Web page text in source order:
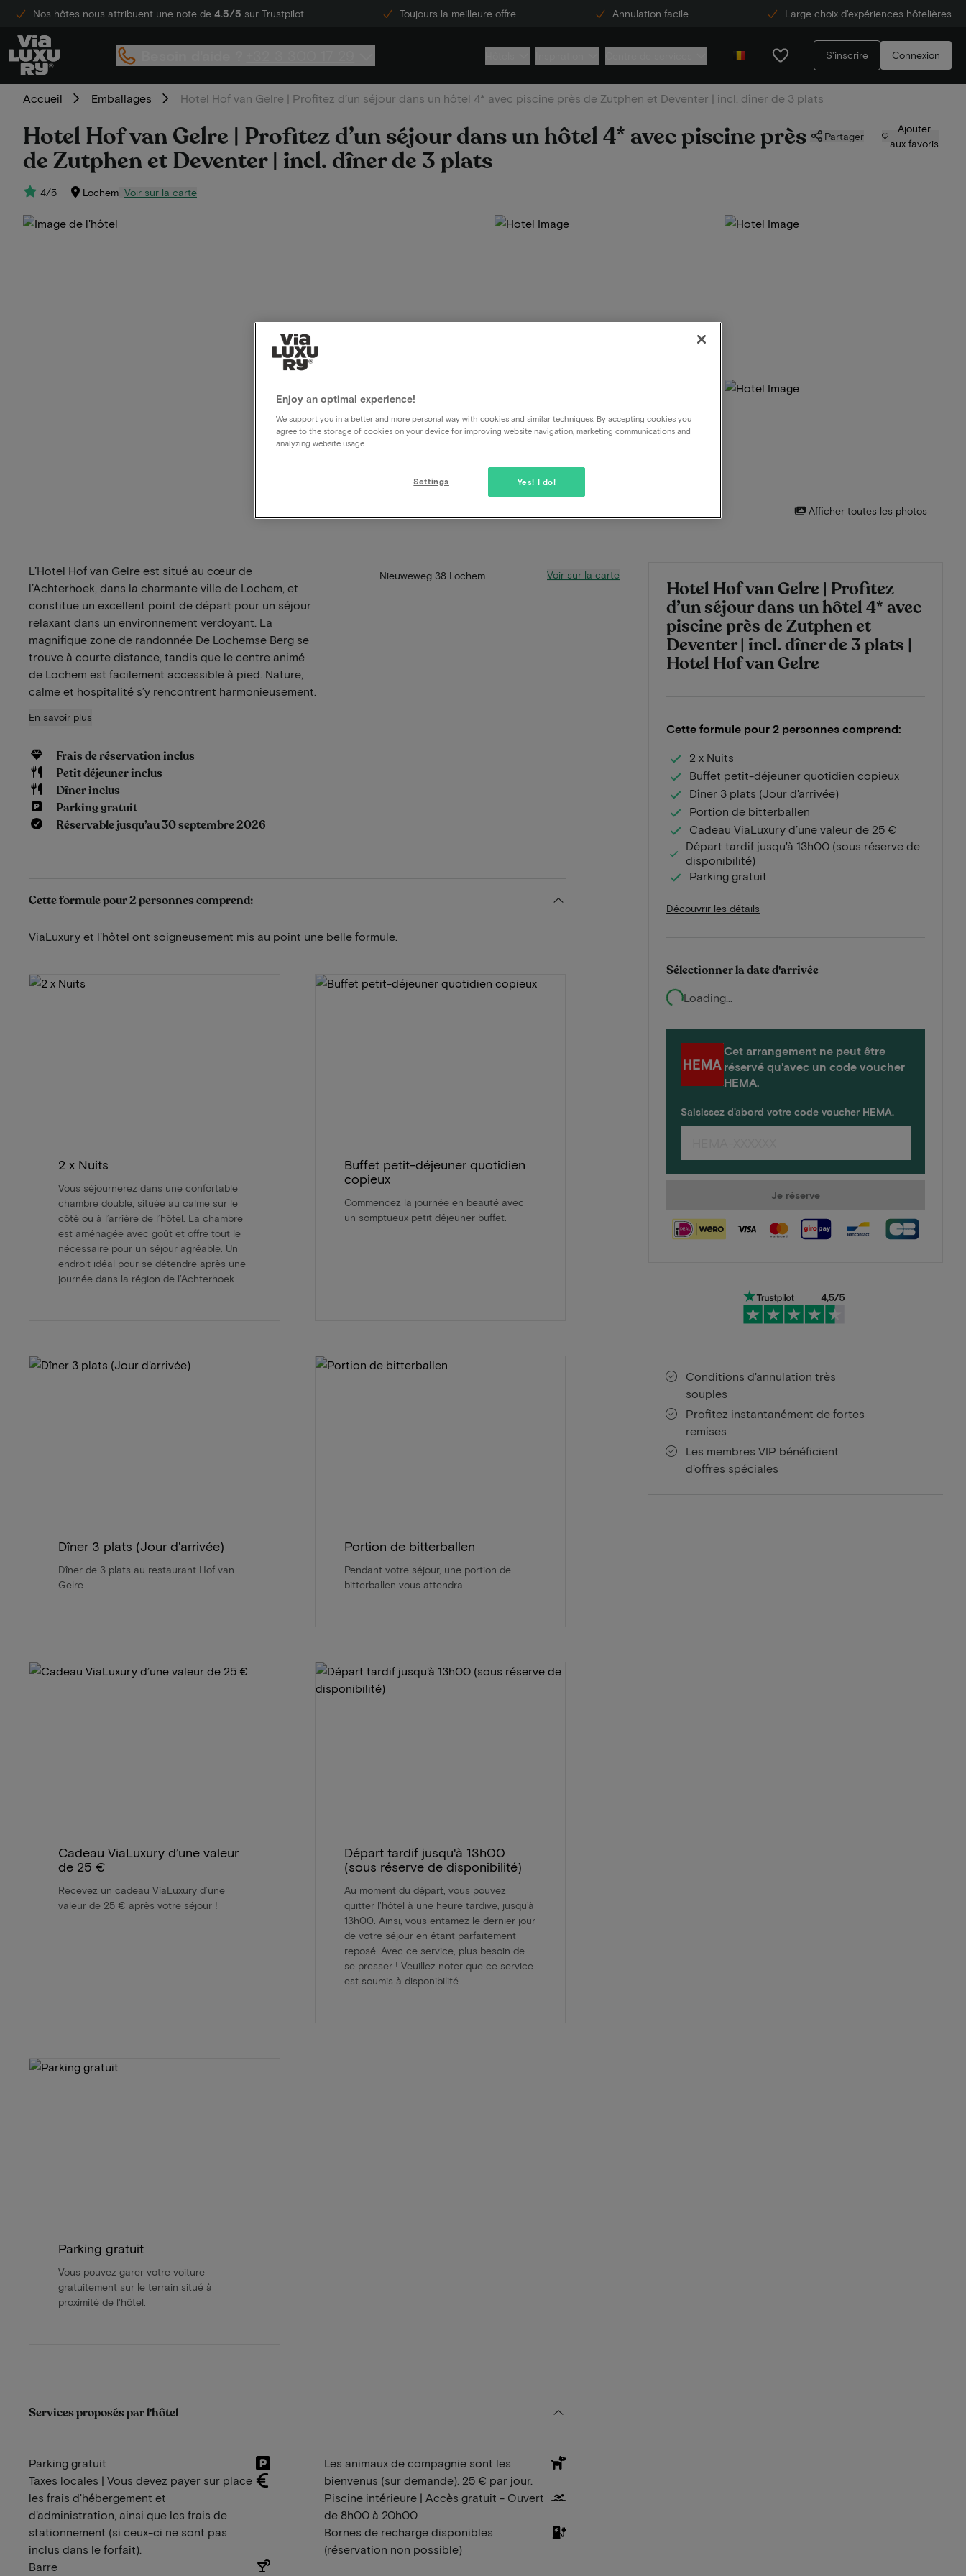
Nos hôtes nous attribuent une note de 4.5/5 sur Trustpilot Toujours la meilleure offre Annulation facile Large choix d'expériences hôtelières
S'inscrire Connexion
Accueil Emballages Hotel Hof van Gelre | Profitez d’un séjour dans un hôtel 4* avec piscine près de Zutphen et Deventer | incl. dîner de 3 plats
Hotel Hof van Gelre | Profitez d’un séjour dans un hôtel 4* avec piscine près
de Zutphen et Deventer | incl. dîner de 3 plats
4/5 Lochem Voir sur la carte
Partager
Ajouter
aux favoris
Afficher toutes les photos
Hotel Hof van Gelre | Profitez
d’un séjour dans un hôtel 4* avec
piscine près de Zutphen et
Deventer | incl. dîner de 3 plats |
Hotel Hof van Gelre
Cette formule pour 2 personnes comprend:
2 x Nuits
Buffet petit-déjeuner quotidien copieux
Dîner 3 plats (Jour d'arrivée)
Portion de bitterballen
Cadeau ViaLuxury d’une valeur de 25 €
Départ tardif jusqu'à 13h00 (sous réserve de
disponibilité)
Parking gratuit
Découvrir les détails
Sélectionner la date d'arrivée
Loading...
Cet arrangement ne peut être
réservé qu'avec un code voucher
HEMA.
Saisissez d'abord votre code voucher HEMA.
Je réserve
Conditions d'annulation très
souples
Profitez instantanément de fortes
remises
Les membres VIP bénéficient
d'offres spéciales
L’Hotel Hof van Gelre est situé au cœur de
l’Achterhoek, dans la charmante ville de Lochem, et
constitue un excellent point de départ pour un séjour
relaxant dans un environnement verdoyant. La
magnifique zone de randonnée De Lochemse Berg se
trouve à courte distance, tandis que le centre animé
de Lochem est facilement accessible à pied. Nature,
calme et hospitalité s’y rencontrent harmonieusement.
En savoir plus
Frais de réservation inclus
Petit déjeuner inclus
Dîner inclus
Parking gratuit
Réservable jusqu’au 30 septembre 2026
Nieuweweg 38 Lochem Voir sur la carte
Cette formule pour 2 personnes comprend:
ViaLuxury et l'hôtel ont soigneusement mis au point une belle formule.
2 x Nuits
Vous séjournerez dans une confortable
chambre double, située au calme sur le
côté ou à l’arrière de l’hôtel. La chambre
est aménagée avec goût et offre tout le
nécessaire pour un séjour agréable. Un
endroit idéal pour se détendre après une
journée dans la région de l’Achterhoek.
Buffet petit-déjeuner quotidien
copieux
Commencez la journée en beauté avec
un somptueux petit déjeuner buffet.
Dîner 3 plats (Jour d'arrivée)
Dîner de 3 plats au restaurant Hof van
Gelre.
Portion de bitterballen
Pendant votre séjour, une portion de
bitterballen vous attendra.
Cadeau ViaLuxury d’une valeur
de 25 €
Recevez un cadeau ViaLuxury d’une
valeur de 25 € après votre séjour !
Départ tardif jusqu'à 13h00
(sous réserve de disponibilité)
Au moment du départ, vous pouvez
quitter l'hôtel à une heure tardive, jusqu'à
13h00. Ainsi, vous entamez le dernier jour
de votre séjour en étant parfaitement
reposé. Avec ce service, plus besoin de
se presser ! Veuillez noter que ce service
est soumis à disponibilité.
Parking gratuit
Vous pouvez garer votre voiture
gratuitement sur le terrain situé à
proximité de l'hôtel.
Services proposés par l'hôtel
Parking gratuit
Taxes locales | Vous devez payer sur place
les frais d'hébergement et
d'administration, ainsi que les frais de
stationnement (si ceux-ci ne sont pas
inclus dans le forfait).
Barre
Les animaux de compagnie sont les
bienvenus (sur demande). 25 € par jour.
Piscine intérieure | Accès gratuit - Ouvert
de 8h00 à 20h00
Bornes de recharge disponibles
(réservation non possible)
Enjoy an optimal experience!
We support you in a better and more personal way with cookies and similar techniques. By accepting cookies you
agree to the storage of cookies on your device for improving website navigation, marketing communications and
analyzing website usage.
Yes! I do!
Settings